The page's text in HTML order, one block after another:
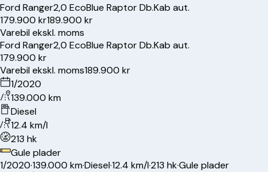
FordRanger2,0 EcoBlue Raptor Db.Kab aut.
179.900 kr189.900 kr
Varebil ekskl. moms
FordRanger2,0 EcoBlue Raptor Db.Kab aut.
179.900 kr
Varebil ekskl. moms189.900 kr
1/2020
139.000 km
Diesel
12.4 km/l
213 hk
Gule plader
1/2020·139.000 km·Diesel·12.4 km/l·213 hk·Gule plader